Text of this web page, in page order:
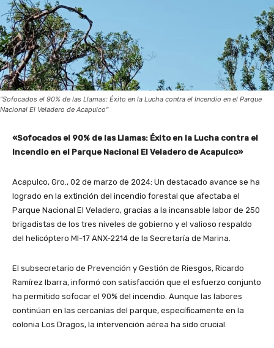
"Sofocados el 90% de las Llamas: Éxito en la Lucha contra el Incendio en el Parque
Nacional El Veladero de Acapulco"
«Sofocados el 90% de las Llamas: Éxito en la Lucha contra el
Incendio en el Parque Nacional El Veladero de Acapulco»
Acapulco, Gro., 02 de marzo de 2024: Un destacado avance se ha
logrado en la extinción del incendio forestal que afectaba el
Parque Nacional El Veladero, gracias a la incansable labor de 250
brigadistas de los tres niveles de gobierno y el valioso respaldo
del helicóptero MI-17 ANX-2214 de la Secretaría de Marina.
El subsecretario de Prevención y Gestión de Riesgos, Ricardo
Ramírez Ibarra, informó con satisfacción que el esfuerzo conjunto
ha permitido sofocar el 90% del incendio. Aunque las labores
continúan en las cercanías del parque, específicamente en la
colonia Los Dragos, la intervención aérea ha sido crucial.